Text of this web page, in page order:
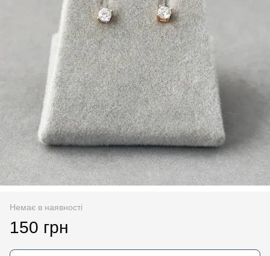
Немає в наявності
150 грн